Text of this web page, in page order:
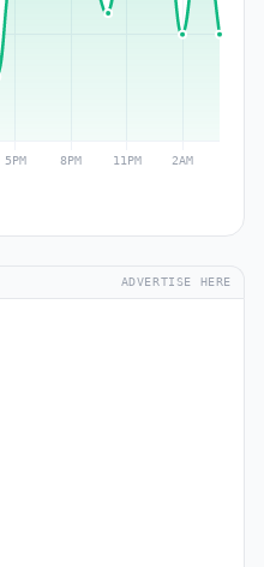
ADVERTISE HERE